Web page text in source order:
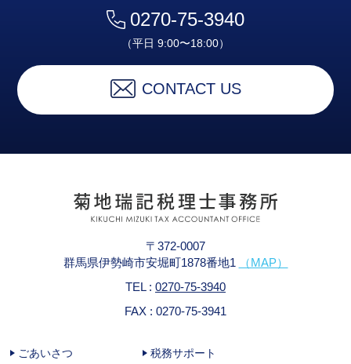
0270-75-3940
（平日 9:00〜18:00）
CONTACT US
〒372-0007
群馬県伊勢崎市安堀町1878番地1
（MAP）
TEL : 0270-75-3940
FAX : 0270-75-3941
ごあいさつ
税務サポート